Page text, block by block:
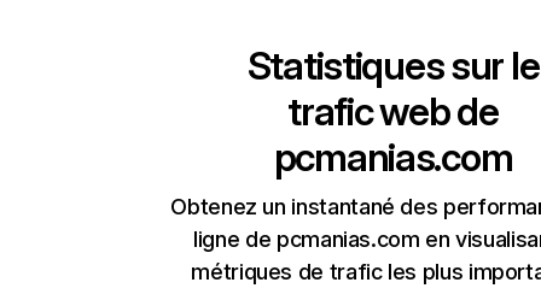
Statistiques sur le
trafic web de
pcmanias.com
Obtenez un instantané des
ligne de pcmanias.com en
métriques de trafic les plus